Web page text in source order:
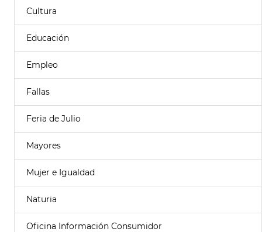
Cultura
Educación
Empleo
Fallas
Feria de Julio
Mayores
Mujer e Igualdad
Naturia
Oficina Información Consumidor